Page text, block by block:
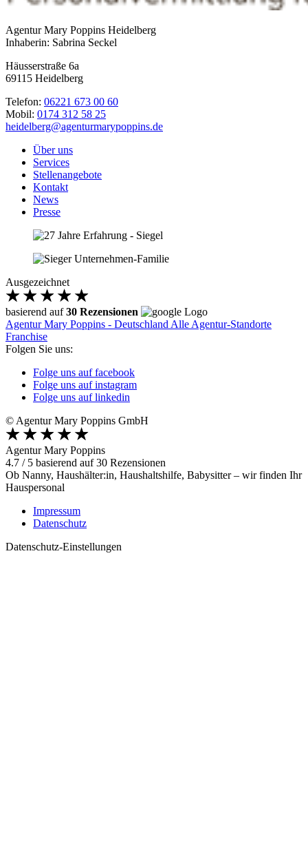
Agentur Mary Poppins Heidelberg
Inhaberin: Sabrina Seckel
Häusserstraße 6a
69115 Heidelberg
Telefon: 06221 673 00 60
Mobil: 0174 312 58 25
heidelberg@agenturmarypoppins.de
Über uns
Services
Stellenangebote
Kontakt
News
Presse
Ausgezeichnet
basierend auf30 Rezensionen
Agentur Mary Poppins - Deutschland Alle Agentur-Standorte
Franchise
Folgen Sie uns:
Folge uns auf facebook
Folge uns auf instagram
Folge uns auf linkedin
© Agentur Mary Poppins GmbH
Agentur Mary Poppins
4.7 / 5 basierend auf30 Rezensionen
Ob Nanny, Haushälter:in, Haushaltshilfe, Babysitter – wir finden Ihr
Hauspersonal
Impressum
Datenschutz
Datenschutz-Einstellungen